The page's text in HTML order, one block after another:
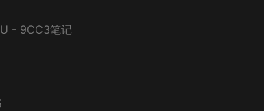
- 9CC3笔记